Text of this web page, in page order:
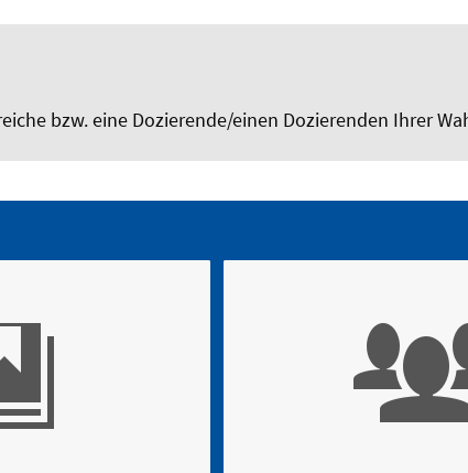
bzw. eine Dozierende/einen Dozierenden Ihrer